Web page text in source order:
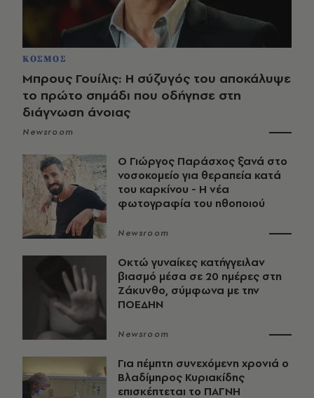
ΚΟΣΜΟΣ
Μπρους Γουίλις: Η σύζυγός του αποκάλυψε
το πρώτο σημάδι που οδήγησε στη
διάγνωση άνοιας
Newsroom
O Γιώργος Παράσχος ξανά στο
νοσοκομείο για θεραπεία κατά
του καρκίνου - Η νέα
φωτογραφία του ηθοποιού
Newsroom
Οκτώ γυναίκες κατήγγειλαν
βιασμό μέσα σε 20 ημέρες στη
Ζάκυνθο, σύμφωνα με την
ΠΟΕΔΗΝ
Newsroom
Για πέμπτη συνεχόμενη χρονιά ο
Βλαδίμηρος Κυριακίδης
επισκέπτεται το ΠΑΓΝΗ